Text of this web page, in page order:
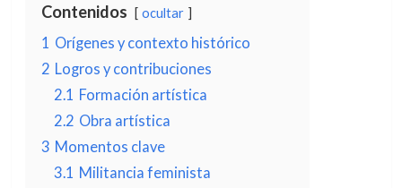
Contenidos ocultar
1 Orígenes y contexto histórico
2 Logros y contribuciones
2.1 Formación artística
2.2 Obra artística
3 Momentos clave
3.1 Militancia feminista